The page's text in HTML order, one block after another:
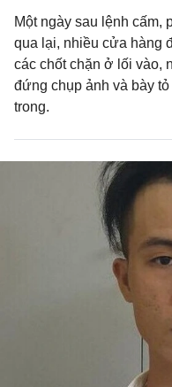
Một ngày sau lệnh
qua lại, nhiều cửa hàng
các chốt chặn ở lối vào,
đứng chụp ảnh và bày
trong.